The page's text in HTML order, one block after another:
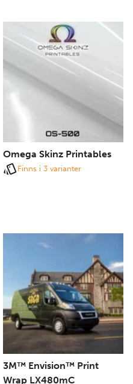
Omega Skinz Printables
Finns i 3 varianter
3M™ Envision™ Print
Wrap LX480mC